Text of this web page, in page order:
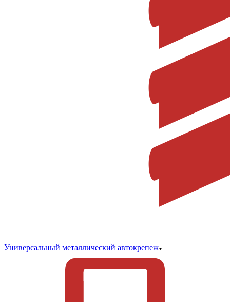
Универсальный металлический автокрепеж